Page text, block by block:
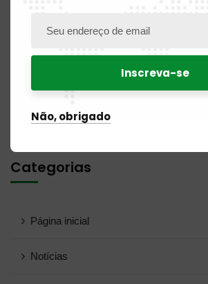
Nenhum comentário para exibir.
Categorias
Página inicial
Notícias
Não, obrigado